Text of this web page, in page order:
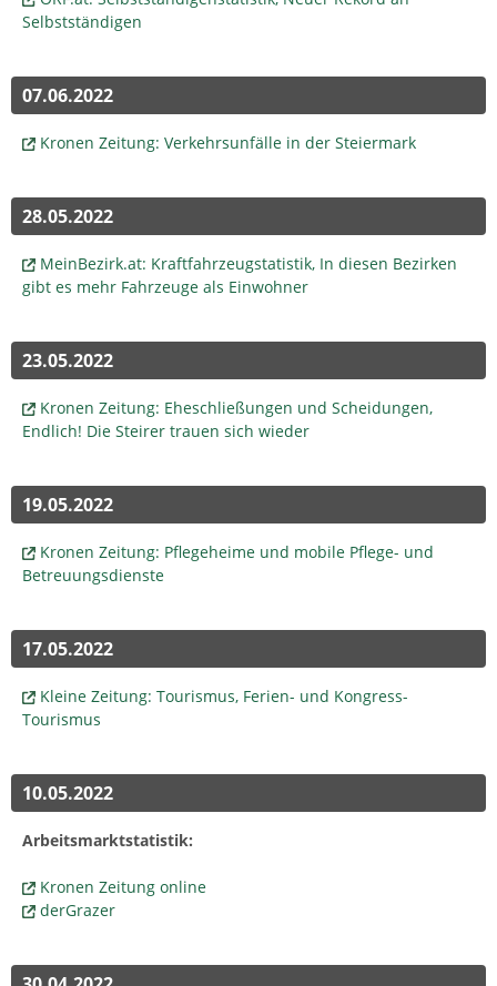
Selbstständigen
07.06.2022
Kronen Zeitung: Verkehrsunfälle in der Steiermark
28.05.2022
MeinBezirk.at: Kraftfahrzeugstatistik, In diesen Bezirken
gibt es mehr Fahrzeuge als Einwohner
23.05.2022
Kronen Zeitung: Eheschließungen und Scheidungen,
Endlich! Die Steirer trauen sich wieder
19.05.2022
Kronen Zeitung: Pflegeheime und mobile Pflege- und
Betreuungsdienste
17.05.2022
Kleine Zeitung: Tourismus, Ferien- und Kongress-
Tourismus
10.05.2022
Arbeitsmarktstatistik:
Kronen Zeitung online
derGrazer